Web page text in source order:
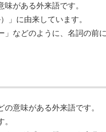
味がある外来語です。
」に由来しています。
」などのように、名詞の前
の意味がある外来語です。